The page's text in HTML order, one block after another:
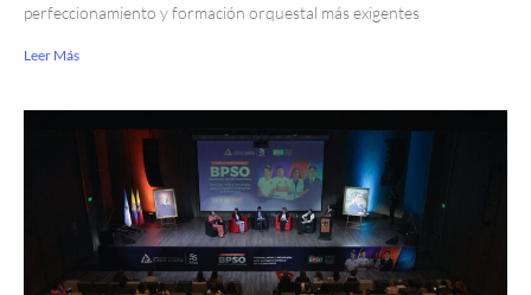
perfeccionamiento y formación orquestal más exigentes
Leer Más